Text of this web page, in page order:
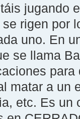
jugando
rigen por
uno. En
se llama
matar a un
etc. Es un